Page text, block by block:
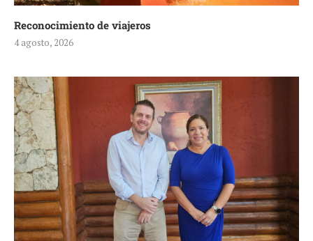
Reconocimiento de viajeros
4 agosto, 2026